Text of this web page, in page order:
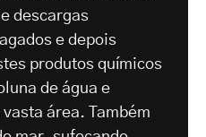
descargas
e depois
produtos químicos
de água e
área. Também